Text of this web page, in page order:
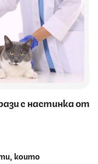
с настинка от
които